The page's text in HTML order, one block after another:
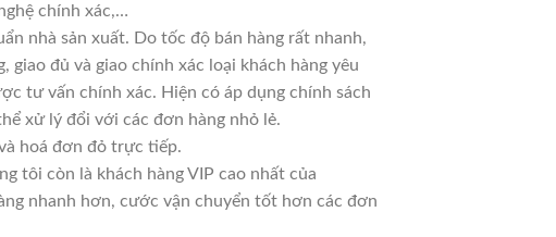
chính xác,…
nhà sản xuất. Do tốc độ bán hàng rất nhanh,
đủ và giao chính xác loại khách hàng yêu
tư vấn chính xác. Hiện có áp dụng chính sách
xử lý đổi với các đơn hàng nhỏ lẻ.
hoá đơn đỏ trực tiếp.
tôi còn là khách hàng VIP cao nhất của
nhanh hơn, cước vận chuyển tốt hơn các đơn